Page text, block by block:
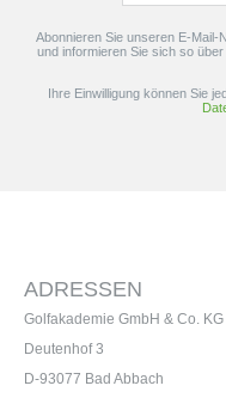
Abonnieren Sie unseren E-
und informieren Sie sich so
Ihre Einwilligung können Sie
ADRESSEN
Golfakademie GmbH & Co. KG
Deutenhof 3
D-93077 Bad Abbach